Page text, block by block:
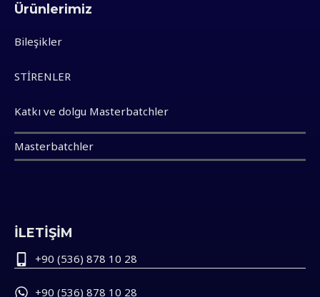
Ürünlerimiz
Bileşikler
STİRENLER
Katkı ve dolgu Masterbatchler
Masterbatchler
İLETİŞİM
+90 (536) 878 10 28
+90 (536) 878 10 28